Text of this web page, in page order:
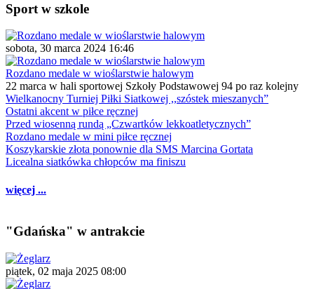
Sport w szkole
sobota, 30 marca 2024 16:46
Rozdano medale w wioślarstwie halowym
22 marca w hali sportowej Szkoły Podstawowej 94 po raz kolejny
Wielkanocny Turniej Piłki Siatkowej ,,szóstek mieszanych”
Ostatni akcent w piłce ręcznej
Przed wiosenną rundą „Czwartków lekkoatletycznych”
Rozdano medale w mini piłce ręcznej
Koszykarskie złota ponownie dla SMS Marcina Gortata
Licealna siatkówka chłopców ma finiszu
więcej ...
"Gdańska" w antrakcie
piątek, 02 maja 2025 08:00